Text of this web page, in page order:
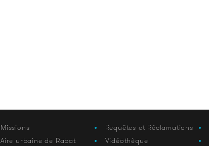
Missions
Aire urbaine de Rabat
Requêtes et Réclamations
Vidéothèque